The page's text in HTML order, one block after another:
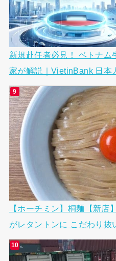
新規赴任者必見！ ベトナム
家が解説｜VietinBank 日本
【ホーチミン】桐麺【新
がレタントンに こだわり抜